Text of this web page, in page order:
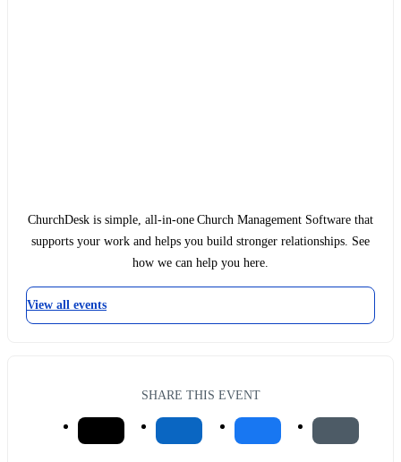
ChurchDesk is simple, all-in-one Church Management Software that
supports your work and helps you build stronger relationships. See
how we can help you here.
View all events
SHARE THIS EVENT